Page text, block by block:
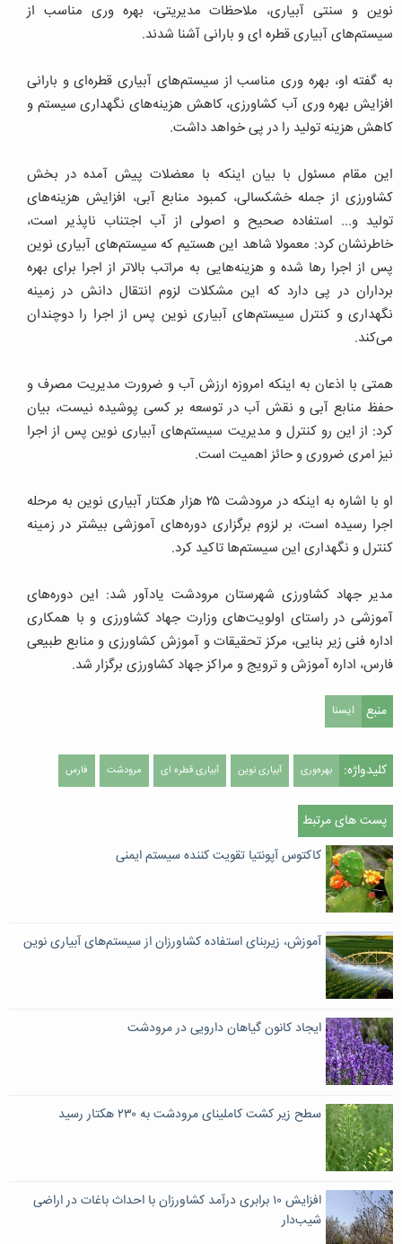
نوین و سنتی آبیاری، ملاحظات مدیریتی، بهره وری مناسب از
سیستم‌های آبیاری قطره ای و بارانی آشنا شدند.
به گفته او، بهره وری مناسب از سیستم‌های آبیاری قطره‌ای و بارانی
افزایش بهره وری آب کشاورزی، کاهش هزینه‌های نگهداری سیستم و
کاهش هزینه تولید را در پی خواهد داشت.
این مقام مسئول با بیان اینکه با معضلات پیش آمده در بخش
کشاورزی از جمله خشکسالی، کمبود منابع آبی، افزایش هزینه‌های
تولید و... استفاده صحیح و اصولی از آب اجتناب ناپذیر است،
خاطرنشان کرد: معمولا شاهد این هستیم که سیستم‌های آبیاری نوین
پس از اجرا رها شده و هزینه‌هایی به مراتب بالاتر از اجرا برای بهره
برداران در پی دارد که این مشکلات لزوم انتقال دانش در زمینه
نگهداری و کنترل سیستم‌های آبیاری نوین پس از اجرا را دوچندان
می‌کند.
همتی با اذعان به اینکه امروزه ارزش آب و ضرورت مدیریت مصرف و
حفظ منابع آبی و نقش آب در توسعه بر کسی پوشیده نیست، بیان
کرد: از این رو کنترل و مدیریت سیستم‌های آبیاری نوین پس از اجرا
نیز امری ضروری و حائز اهمیت است.
او با اشاره به اینکه در مرودشت ۲۵ هزار هکتار آبیاری نوین به مرحله
اجرا رسیده است، بر لزوم برگزاری دوره‌های آموزشی بیشتر در زمینه
کنترل و نگهداری این سیستم‌ها تاکید کرد.
مدیر جهاد کشاورزی شهرستان مرودشت یادآور شد: این دوره‌های
آموزشی در راستای اولویت‌های وزارت جهاد کشاورزی و با همکاری
اداره فنی زیر بنایی، مرکز تحقیقات و آموزش کشاورزی و منابع طبیعی
فارس، اداره آموزش و ترویج و مراکز جهاد کشاورزی برگزار شد.
منبع ایسنا
کلیدواژه: بهره‌وری آبیاری نوین آبیاری قطره ای مرودشت فارس
پست های مرتبط
کاکتوس آپونتیا تقویت کننده سیستم ایمنی
آموزش، زیربنای استفاده کشاورزان از سیستم‌های آبیاری نوین
ایجاد کانون گیاهان دارویی در مرودشت
سطح زیر کشت کاملینای مرودشت به ۲۳۰ هکتار رسید
افزایش ۱۰ برابری درآمد کشاورزان با احداث باغات در اراضی
شیب‌دار